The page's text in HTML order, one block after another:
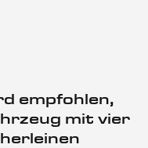
empfohlen,
mit vier